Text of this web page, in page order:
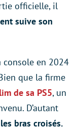
officielle, il
suive son
console en 2024
que la firme
de sa PS5, un
D’autant
bras croisés.